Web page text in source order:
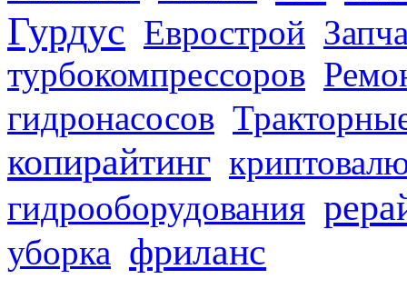
Гурдус Еврострой
турбокомпрессоров
гидронасосов
копирайтинг
гидрооборудования
уборка фриланс